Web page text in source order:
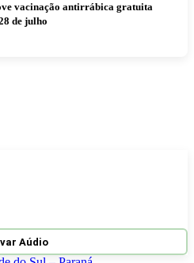
vacinação antirrábica gratuita
de julho
Aúdio